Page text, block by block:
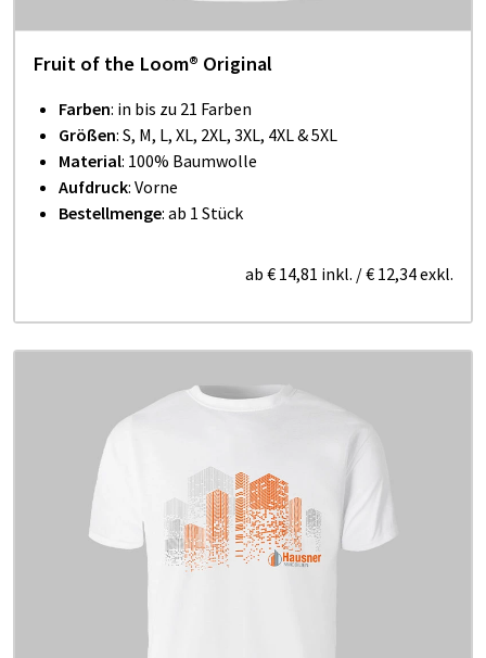
Fruit of the Loom® Original
Farben: in bis zu 21 Farben
Größen: S, M, L, XL, 2XL, 3XL, 4XL & 5XL
Material: 100% Baumwolle
Aufdruck: Vorne
Bestellmenge: ab 1 Stück
ab € 14,81 inkl. /€ 12,34exkl.